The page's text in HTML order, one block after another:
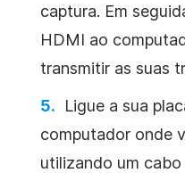
captura. Em
HDMI ao
transmitir as suas
Ligue a sua
computador onde
utilizando um cabo